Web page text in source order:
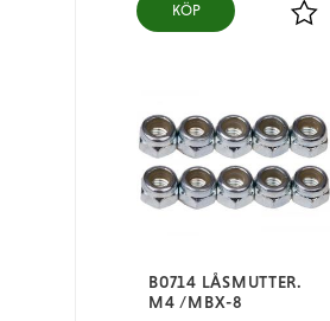
KÖP
B0714 LÅSMUTTER.
M4 /MBX-8